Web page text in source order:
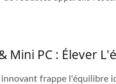
Mini PC : Élever
frappe l'équilibre